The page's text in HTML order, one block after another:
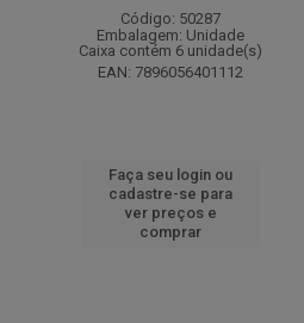
Código: 50287
Embalagem: Unidade
Caixa contém 6 unidade(s)
EAN: 7896056401112
Faça seu login ou
cadastre-se para
ver preços e
comprar